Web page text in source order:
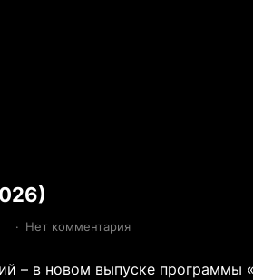
· Нет комментария
– в новом выпуске программы